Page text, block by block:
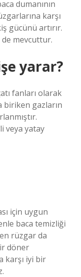
dumanının
karşı
gücünü artırır.
mevcuttur.
yarar?
fanları olarak
biriken gazların
veya yatay
için uygun
baca temizliği
rüzgar da
döner
karşı iyi bir